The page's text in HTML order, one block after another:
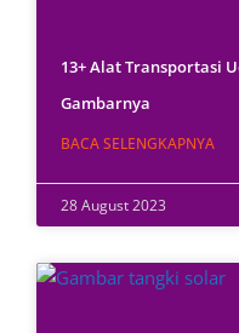
13+ Alat Transportasi
Gambarnya
BACA SELENGKAPNYA
28 August 2023